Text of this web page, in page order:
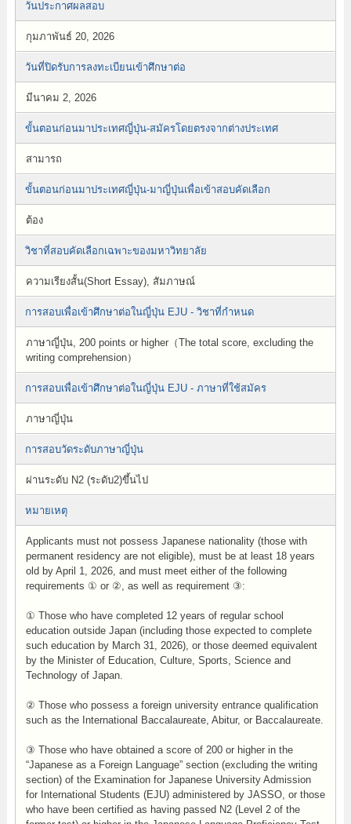
วันประกาศผลสอบ
กุมภาพันธ์ 20, 2026
วันที่ปิดรับการลงทะเบียนเข้าศึกษาต่อ
มีนาคม 2, 2026
ขั้นตอนก่อนมาประเทศญี่ปุ่น-สมัครโดยตรงจากต่างประเทศ
สามารถ
ขั้นตอนก่อนมาประเทศญี่ปุ่น-มาญี่ปุ่นเพื่อเข้าสอบคัดเลือก
ต้อง
วิชาที่สอบคัดเลือกเฉพาะของมหาวิทยาลัย
ความเรียงสั้น(Short Essay), สัมภาษณ์
การสอบเพื่อเข้าศึกษาต่อในญี่ปุ่น EJU - วิชาที่กำหนด
ภาษาญี่ปุ่น, 200 points or higher（The total score, excluding the
writing comprehension）
การสอบเพื่อเข้าศึกษาต่อในญี่ปุ่น EJU - ภาษาที่ใช้สมัคร
ภาษาญี่ปุ่น
การสอบวัดระดับภาษาญี่ปุ่น
ผ่านระดับ N2 (ระดับ2)ขึ้นไป
หมายเหตุ
Applicants must not possess Japanese nationality (those with
permanent residency are not eligible), must be at least 18 years
old by April 1, 2026, and must meet either of the following
requirements ① or ②, as well as requirement ③:
① Those who have completed 12 years of regular school
education outside Japan (including those expected to complete
such education by March 31, 2026), or those deemed equivalent
by the Minister of Education, Culture, Sports, Science and
Technology of Japan.
② Those who possess a foreign university entrance qualification
such as the International Baccalaureate, Abitur, or Baccalaureate.
③ Those who have obtained a score of 200 or higher in the
“Japanese as a Foreign Language” section (excluding the writing
section) of the Examination for Japanese University Admission
for International Students (EJU) administered by JASSO, or those
who have been certified as having passed N2 (Level 2 of the